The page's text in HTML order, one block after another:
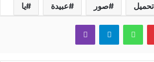
تحميل صور عبيدة يا
بينتيريستواتساب تيلقرام ڤايبر